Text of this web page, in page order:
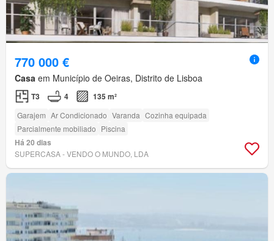
770 000 €
Casa em Município de Oeiras, Distrito de Lisboa
T3 4 135 m²
Garajem Ar Condicionado Varanda Cozinha equipada
Parcialmente mobiliado Piscina
Há 20 dias
SUPERCASA - VENDO O MUNDO, LDA